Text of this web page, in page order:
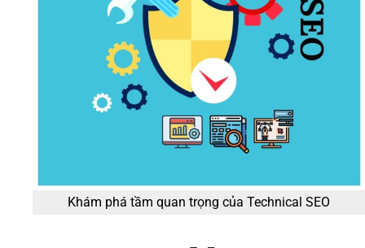
Khám phá tầm quan trọng của Technical SEO